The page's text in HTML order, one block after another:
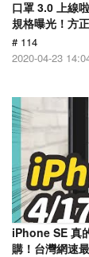
口罩 3.0 上線
規格曝光！方
# 114
2020-04-23
​iPhone SE 真
購！台灣網速